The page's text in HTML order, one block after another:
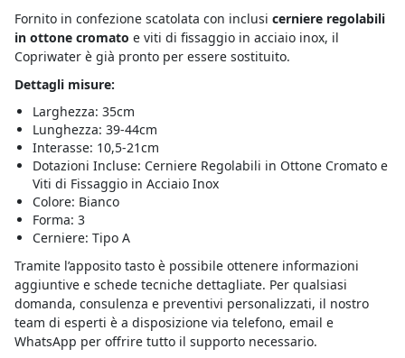
Fornito in confezione scatolata con inclusi cerniere regolabili
in ottone cromato e viti di fissaggio in acciaio inox, il
Copriwater è già pronto per essere sostituito.
Dettagli misure:
Larghezza: 35cm
Lunghezza: 39-44cm
Interasse: 10,5-21cm
Dotazioni Incluse: Cerniere Regolabili in Ottone Cromato e
Viti di Fissaggio in Acciaio Inox
Colore: Bianco
Forma: 3
Cerniere: Tipo A
Tramite l’apposito tasto è possibile ottenere informazioni
aggiuntive e schede tecniche dettagliate. Per qualsiasi
domanda, consulenza e preventivi personalizzati, il nostro
team di esperti è a disposizione via telefono, email e
WhatsApp per offrire tutto il supporto necessario.